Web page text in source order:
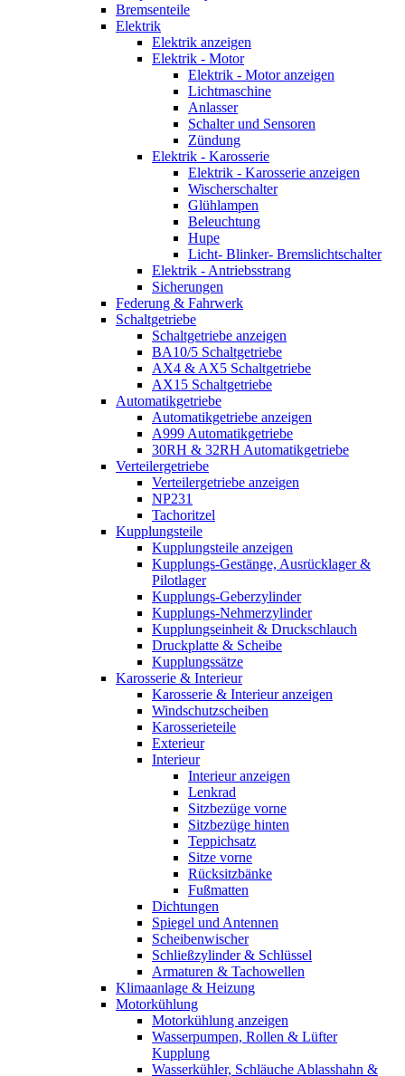
Bremsenteile
Elektrik
Elektrik anzeigen
Elektrik - Motor
Elektrik - Motor anzeigen
Lichtmaschine
Anlasser
Schalter und Sensoren
Zündung
Elektrik - Karosserie
Elektrik - Karosserie anzeigen
Wischerschalter
Glühlampen
Beleuchtung
Hupe
Licht- Blinker- Bremslichtschalter
Elektrik - Antriebsstrang
Sicherungen
Federung & Fahrwerk
Schaltgetriebe
Schaltgetriebe anzeigen
BA10/5 Schaltgetriebe
AX4 & AX5 Schaltgetriebe
AX15 Schaltgetriebe
Automatikgetriebe
Automatikgetriebe anzeigen
A999 Automatikgetriebe
30RH & 32RH Automatikgetriebe
Verteilergetriebe
Verteilergetriebe anzeigen
NP231
Tachoritzel
Kupplungsteile
Kupplungsteile anzeigen
Kupplungs-Gestänge, Ausrücklager &
Pilotlager
Kupplungs-Geberzylinder
Kupplungs-Nehmerzylinder
Kupplungseinheit & Druckschlauch
Druckplatte & Scheibe
Kupplungssätze
Karosserie & Interieur
Karosserie & Interieur anzeigen
Windschutzscheiben
Karosserieteile
Exterieur
Interieur
Interieur anzeigen
Lenkrad
Sitzbezüge vorne
Sitzbezüge hinten
Teppichsatz
Sitze vorne
Rücksitzbänke
Fußmatten
Dichtungen
Spiegel und Antennen
Scheibenwischer
Schließzylinder & Schlüssel
Armaturen & Tachowellen
Klimaanlage & Heizung
Motorkühlung
Motorkühlung anzeigen
Wasserpumpen, Rollen & Lüfter
Kupplung
Wasserkühler, Schläuche Ablasshahn &